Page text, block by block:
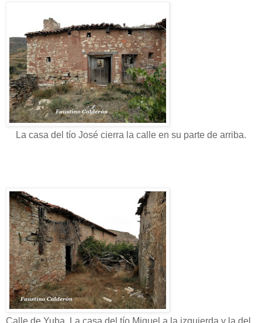
La casa del tío José cierra la calle en su parte de arriba.
Calle de Yuba. La casa del tío Miguel a la izquierda y la del